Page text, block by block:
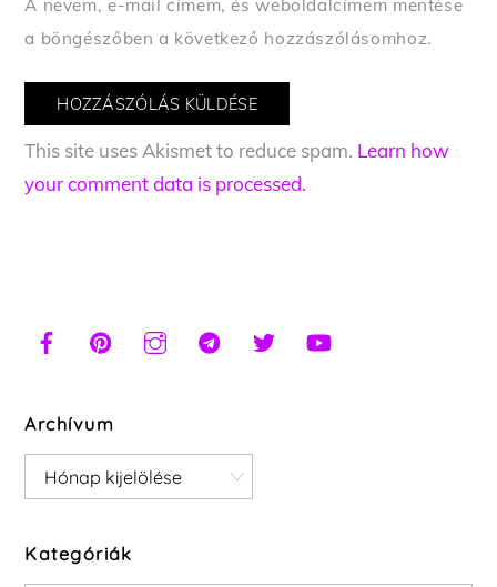
A nevem, e-mail címem, és weboldalcímem mentése
a böngészőben a következő hozzászólásomhoz.
This site uses Akismet to reduce spam. Learn how
your comment data is processed.
Archívum
Archívum
Kategóriák